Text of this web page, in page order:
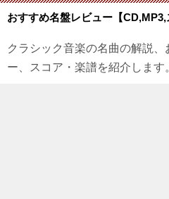
おすすめ名盤レビュー【CD,MP3,
クラシック音楽の名曲の解説、
ー、スコア・楽譜を紹介します